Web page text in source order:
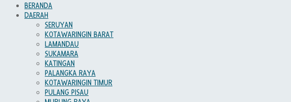
BERANDA
DAERAH
SERUYAN
KOTAWARINGIN BARAT
LAMANDAU
SUKAMARA
KATINGAN
PALANGKA RAYA
KOTAWARINGIN TIMUR
PULANG PISAU